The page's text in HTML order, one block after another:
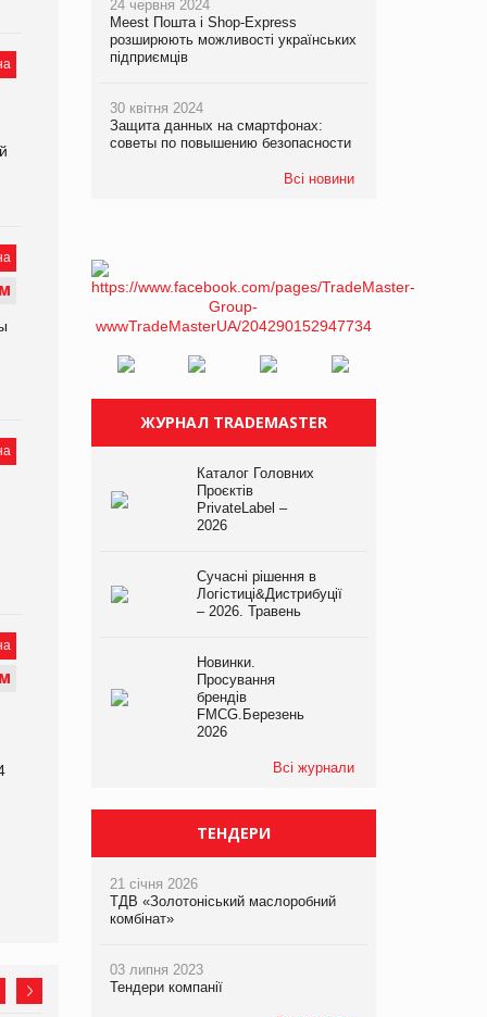
М
М
24 червня 2024
Meest Пошта і Shop-Express
розширюють можливості українських
підприємців
30 квітня 2024
Защита данных на смартфонах:
советы по повышению безопасности
Всі новини
ЖУРНАЛ TRADEMASTER
Каталог Головних
Проєктів
PrivateLabel –
2026
Сучасні рішення в
Логістиці&Дистрибуції
– 2026. Травень
Новинки.
Просування
брендів
FMCG.Березень
2026
Всі журнали
ТЕНДЕРИ
21 січня 2026
ТДВ «Золотоніський маслоробний
комбінат»
03 липня 2023
Тендери компанії